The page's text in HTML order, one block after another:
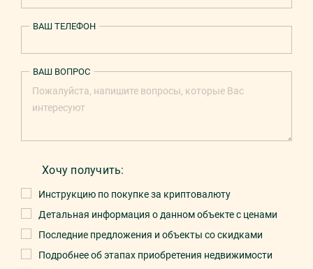
ВАШ ТЕЛЕФОН
Хочу получить:
Инструкцию по покупке за криптовалюту
Детальная информация о данном объекте с ценами
Последние предложения и объекты со скидками
Подробнее об этапах приобретения недвижимости
ВАШ ВОПРОС